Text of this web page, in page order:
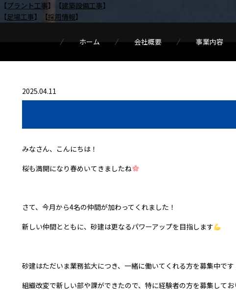
【プラント工事】【建築設備工事】
【足場工事】【採用情報】
ホーム 会社概要 事業内容
2025.04.11
みなさん、こんにちは！
桜も満開になり春めいてきましたね
さて、今月から4名の仲間が加わってくれました！
新しい仲間とともに、砂建は更なるパワーアップを目指します
砂建はただいま業務拡大につき、一緒に働いてくれる方を募集中です
組織改変で新しい部や課ができたので、特に経験者の方を募集してお